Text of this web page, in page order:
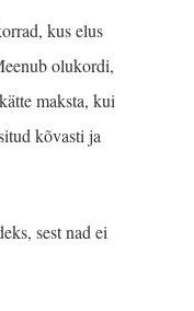
kus elus
olukordi,
maksta, kui
kõvasti ja
sest nad ei